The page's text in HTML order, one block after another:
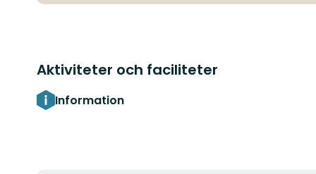
Aktiviteter och faciliteter
Information